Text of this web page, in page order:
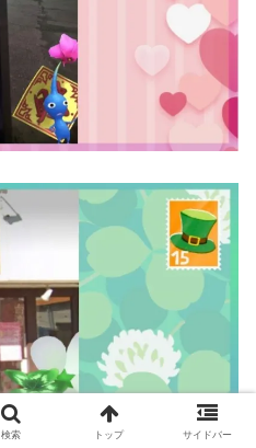
検索 トップ サイドバー